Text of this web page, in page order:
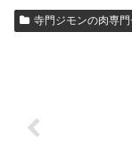
寺門ジモンの肉専